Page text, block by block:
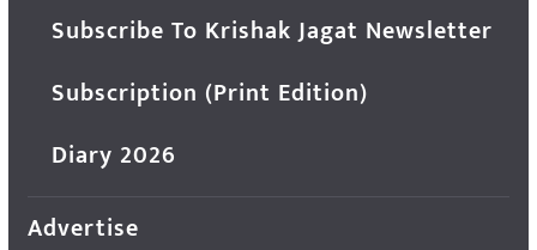
Subscribe To Krishak Jagat Newsletter
Subscription (Print Edition)
Diary 2026
Advertise